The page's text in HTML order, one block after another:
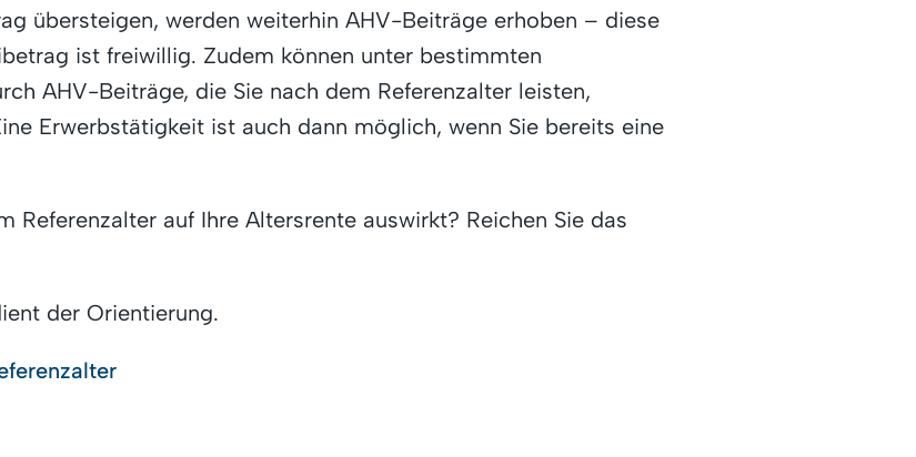
übersteigen, werden weiterhin AHV-Beiträge erhoben – diese
ist freiwillig. Zudem können unter bestimmten
AHV-Beiträge, die Sie nach dem Referenzalter leisten,
Erwerbstätigkeit ist auch dann möglich, wenn Sie bereits eine
auf Ihre Altersrente auswirkt? Reichen Sie das
der Orientierung.